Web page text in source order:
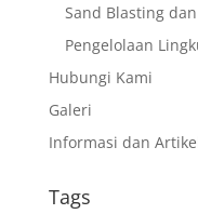
Sand Blasting
Pengelolaan
Hubungi Kami
Galeri
Informasi dan
Tags